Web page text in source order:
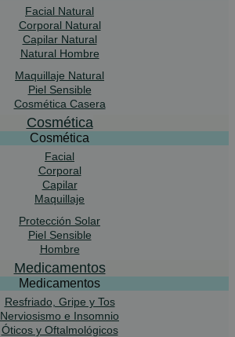
Facial Natural
Corporal Natural
Capilar Natural
Natural Hombre
Maquillaje Natural
Piel Sensible
Cosmética Casera
Cosmética
Cosmética
Facial
Corporal
Capilar
Maquillaje
Protección Solar
Piel Sensible
Hombre
Medicamentos
Medicamentos
Resfriado, Gripe y Tos
Nerviosismo e Insomnio
Óticos y Oftalmológicos